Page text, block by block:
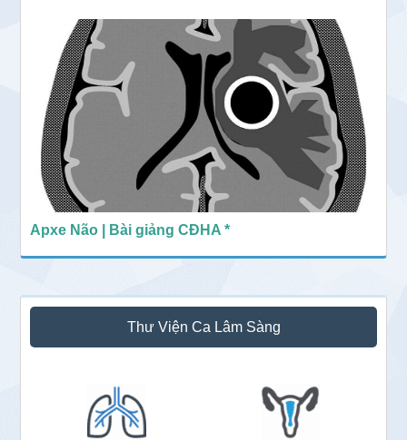
Apxe Não | Bài giảng CĐHA *
Thư Viện Ca Lâm Sàng